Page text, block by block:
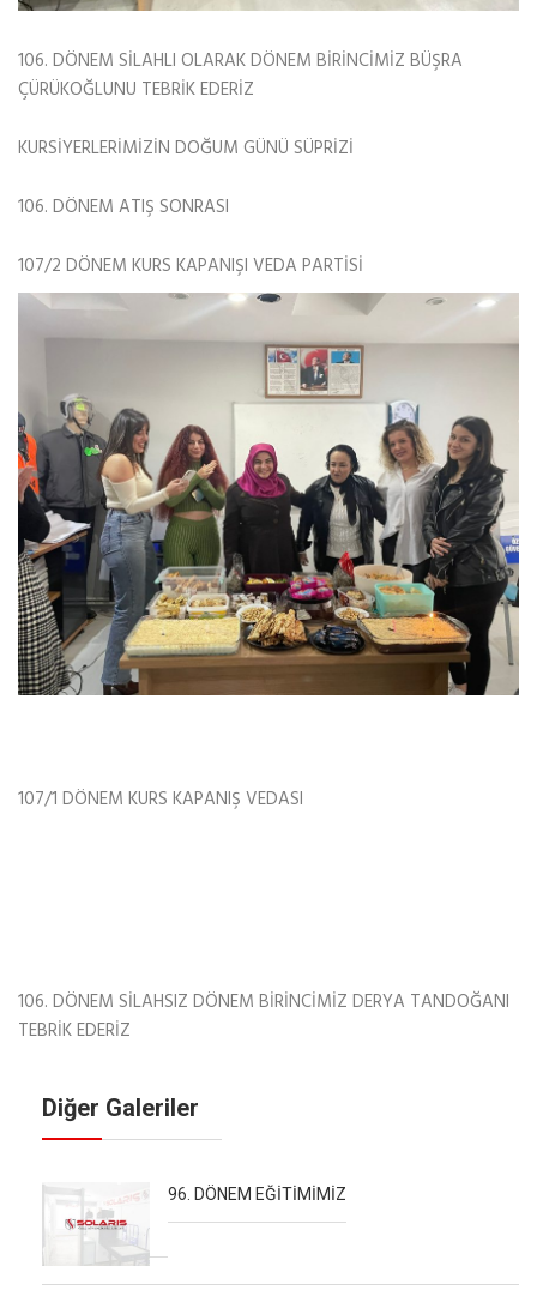
106. DÖNEM SİLAHLI OLARAK DÖNEM BİRİNCİMİZ BÜŞRA
ÇÜRÜKOĞLUNU TEBRİK EDERİZ
KURSİYERLERİMİZİN DOĞUM GÜNÜ SÜPRİZİ
106. DÖNEM ATIŞ SONRASI
107/2 DÖNEM KURS KAPANIŞI VEDA PARTİSİ
107/1 DÖNEM KURS KAPANIŞ VEDASI
106. DÖNEM SİLAHSIZ DÖNEM BİRİNCİMİZ DERYA TANDOĞANI
TEBRİK EDERİZ
Diğer Galeriler
96. DÖNEM EĞİTİMİMİZ